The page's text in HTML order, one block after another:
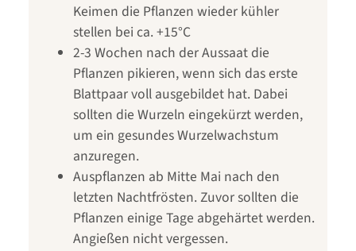
Keimen die Pflanzen wieder kühler
stellen bei ca. +15°C
2-3 Wochen nach der Aussaat die
Pflanzen pikieren, wenn sich das erste
Blattpaar voll ausgebildet hat. Dabei
sollten die Wurzeln eingekürzt werden,
um ein gesundes Wurzelwachstum
anzuregen.
Auspflanzen ab Mitte Mai nach den
letzten Nachtfrösten. Zuvor sollten die
Pflanzen einige Tage abgehärtet werden.
Angießen nicht vergessen.